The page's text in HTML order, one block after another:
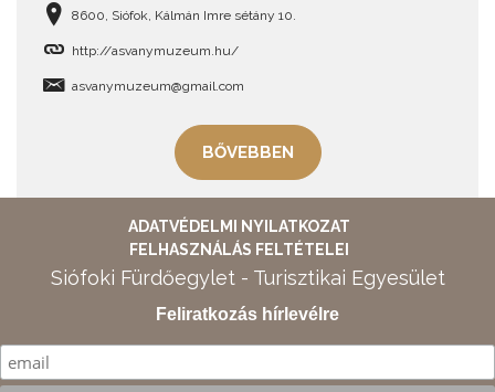
8600, Siófok, Kálmán Imre sétány 10.
http://asvanymuzeum.hu/
asvanymuzeum@gmail.com
BŐVEBBEN
ADATVÉDELMI NYILATKOZAT
FELHASZNÁLÁS FELTÉTELEI
Siófoki Fürdőegylet - Turisztikai Egyesület
Feliratkozás hírlevélre